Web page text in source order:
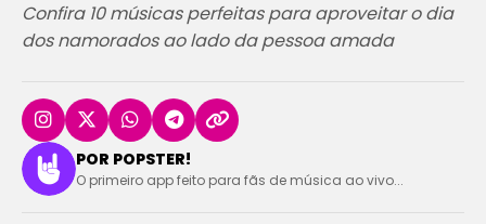
Confira 10 músicas perfeitas para aproveitar o dia
dos namorados ao lado da pessoa amada
POR POPSTER!
O primeiro app feito para fãs de música ao vivo...